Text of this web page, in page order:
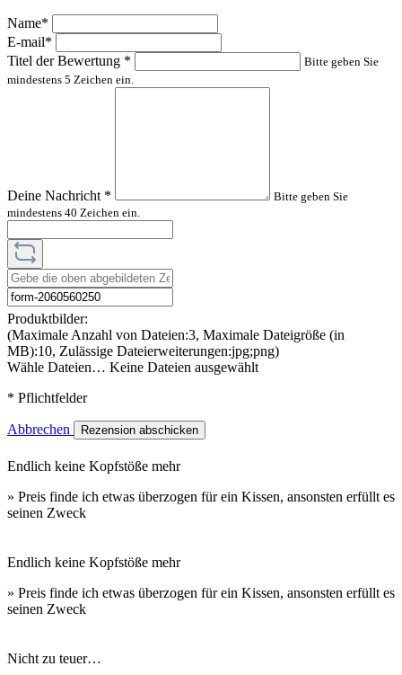
Name*
E-mail*
Titel der Bewertung *
Bitte geben Sie
mindestens 5 Zeichen ein.
Deine Nachricht *
Bitte geben Sie
mindestens 40 Zeichen ein.
Produktbilder:
(Maximale Anzahl von Dateien:3, Maximale Dateigröße (in
MB):10, Zulässige Dateierweiterungen:jpg;png)
Wähle Dateien… Keine Dateien ausgewählt
* Pflichtfelder
Abbrechen Rezension abschicken
Endlich keine Kopfstöße mehr
» Preis finde ich etwas überzogen für ein Kissen, ansonsten erfüllt es
seinen Zweck
Endlich keine Kopfstöße mehr
» Preis finde ich etwas überzogen für ein Kissen, ansonsten erfüllt es
seinen Zweck
Nicht zu teuer…